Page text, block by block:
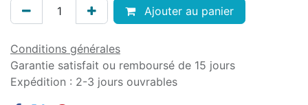
Ajouter au panier
Conditions générales
Garantie satisfait ou remboursé de 15 jours
Expédition : 2-3 jours ouvrables